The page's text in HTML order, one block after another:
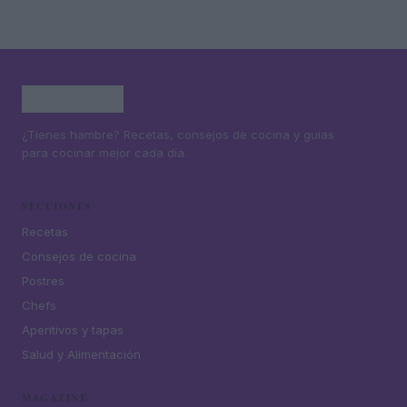
¿Tienes hambre? Recetas, consejos de cocina y guías
para cocinar mejor cada día.
Recetas
Consejos de cocina
Postres
Chefs
Aperitivos y tapas
Salud y Alimentación